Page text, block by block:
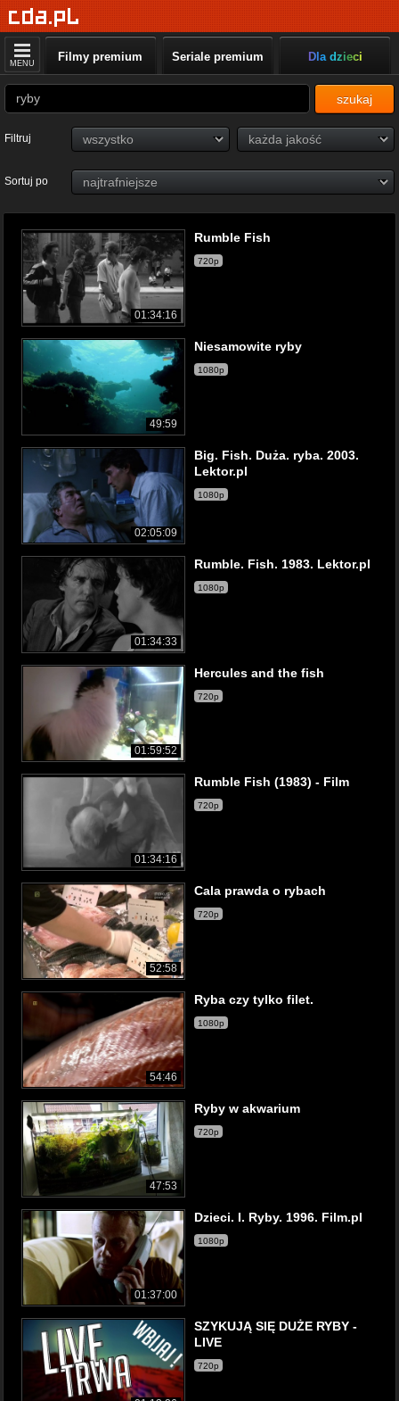
MENU Filmy premium Seriale premium Dla dzieci
szukaj
Filtruj
Sortuj po
01:34:16
Rumble Fish
720p
49:59
Niesamowite ryby
1080p
02:05:09
Big. Fish. Duża. ryba. 2003.
Lektor.pl
1080p
01:34:33
Rumble. Fish. 1983. Lektor.pl
1080p
01:59:52
Hercules and the fish
720p
01:34:16
Rumble Fish (1983) - Film
720p
52:58
Cala prawda o rybach
720p
54:46
Ryba czy tylko filet.
1080p
47:53
Ryby w akwarium
720p
01:37:00
Dzieci. I. Ryby. 1996. Film.pl
1080p
SZYKUJĄ SIĘ DUŻE RYBY -
LIVE
720p